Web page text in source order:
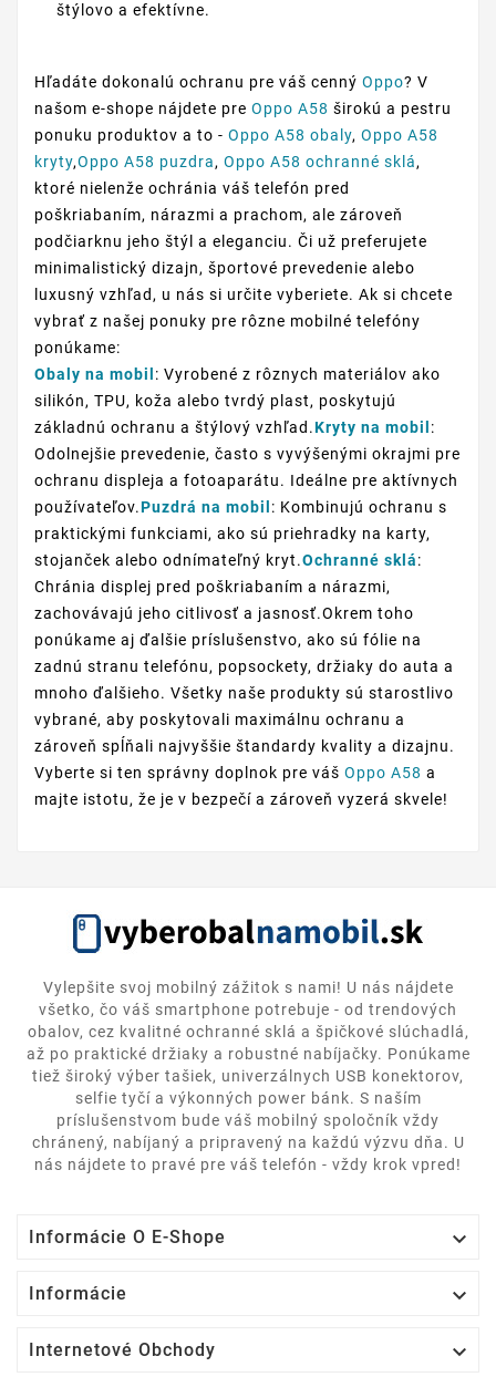
štýlovo a efektívne.
Hľadáte dokonalú ochranu pre váš cenný Oppo? V
našom e-shope nájdete pre Oppo A58 širokú a pestru
ponuku produktov a to - Oppo A58 obaly, Oppo A58
kryty,Oppo A58 puzdra, Oppo A58 ochranné sklá,
ktoré nielenže ochránia váš telefón pred
poškriabaním, nárazmi a prachom, ale zároveň
podčiarknu jeho štýl a eleganciu. Či už preferujete
minimalistický dizajn, športové prevedenie alebo
luxusný vzhľad, u nás si určite vyberiete. Ak si chcete
vybrať z našej ponuky pre rôzne mobilné telefóny
ponúkame:
Obaly na mobil : Vyrobené z rôznych materiálov ako
silikón, TPU, koža alebo tvrdý plast, poskytujú
základnú ochranu a štýlový vzhľad.Kryty na mobil :
Odolnejšie prevedenie, často s vyvýšenými okrajmi pre
ochranu displeja a fotoaparátu. Ideálne pre aktívnych
používateľov.Puzdrá na mobil : Kombinujú ochranu s
praktickými funkciami, ako sú priehradky na karty,
stojanček alebo odnímateľný kryt.Ochranné sklá:
Chránia displej pred poškriabaním a nárazmi,
zachovávajú jeho citlivosť a jasnosť.Okrem toho
ponúkame aj ďalšie príslušenstvo, ako sú fólie na
zadnú stranu telefónu, popsockety, držiaky do auta a
mnoho ďalšieho. Všetky naše produkty sú starostlivo
vybrané, aby poskytovali maximálnu ochranu a
zároveň spĺňali najvyššie štandardy kvality a dizajnu.
Vyberte si ten správny doplnok pre váš Oppo A58 a
majte istotu, že je v bezpečí a zároveň vyzerá skvele!
Vylepšite svoj mobilný zážitok s nami! U nás nájdete
všetko, čo váš smartphone potrebuje - od trendových
obalov, cez kvalitné ochranné sklá a špičkové slúchadlá,
až po praktické držiaky a robustné nabíjačky. Ponúkame
tiež široký výber tašiek, univerzálnych USB konektorov,
selfie tyčí a výkonných power bánk. S naším
príslušenstvom bude váš mobilný spoločník vždy
chránený, nabíjaný a pripravený na každú výzvu dňa. U
nás nájdete to pravé pre váš telefón - vždy krok vpred!
Informácie O E-Shope 
Informácie 
Internetové Obchody 